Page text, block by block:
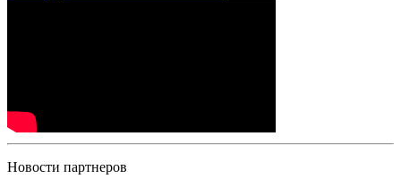
Новости партнеров